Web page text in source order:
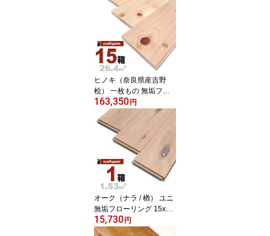
ちそう博物館 保存食 SD
Gs おうち時間充実 キャ
ンプ飯 旅行気分 海外旅
行 世界旅行
ヒノキ（奈良県産吉野
桧） 一枚もの 無垢フロ
ーリング 15x110x2000m
m【普及品】無塗装 奈良
県産 吉野桧 国産材 地産
地消 檜 ひのき 無垢材 天
然木 床材 無垢床 無垢床
フローリング フロア DIY
板材
163,350 円
オーク（ナラ / 楢） ユニ
無垢フローリング 15x12
0x1820mm【ラスティッ
ク】自然塗料（白木オイ
15,730 円